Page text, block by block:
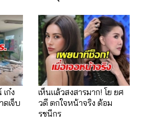
ก๋ง
เจ็บ
เห็นแล้วสงสารมาก! โย ยศ
วดี ตกใจหน้าจริง ต้อม
รชนีกร